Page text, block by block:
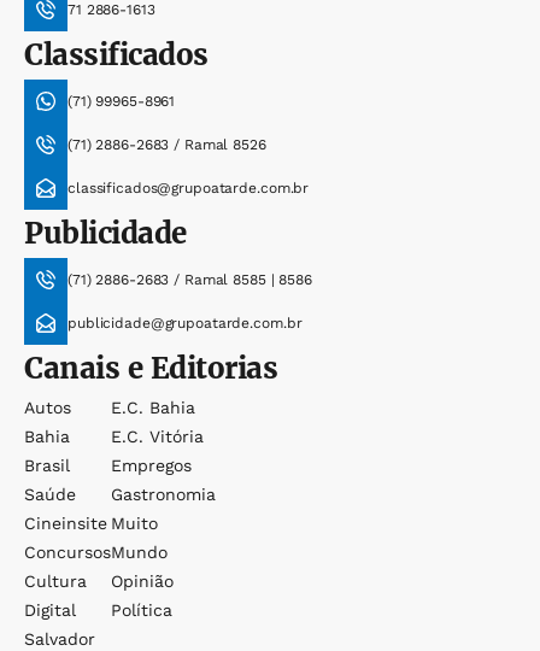
71 2886-1613
Classificados
(71) 99965-8961
(71) 2886-2683 / Ramal 8526
classificados@grupoatarde.com.br
Publicidade
(71) 2886-2683 / Ramal 8585 | 8586
publicidade@grupoatarde.com.br
Canais e Editorias
Autos
Bahia
Brasil
Saúde
Cineinsite
Concursos
Cultura
Digital
Salvador
E.c. Bahia
E.c. Vitória
Empregos
Gastronomia
Muito
Mundo
Opinião
Política